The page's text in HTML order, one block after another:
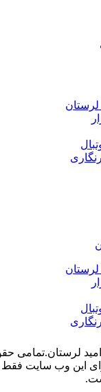
لرستان
لرستان
این وب سایت فقط